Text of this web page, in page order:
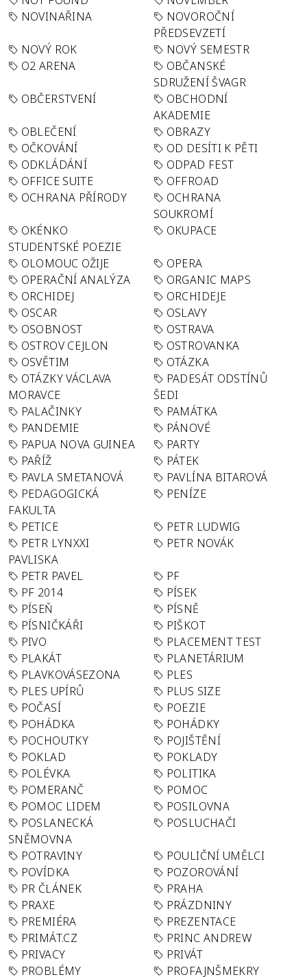
NOVINAŘINA
NOVOROČNÍ
PŘEDSEVZETÍ
NOVÝ ROK
NOVÝ SEMESTR
O2 ARENA
OBČANSKÉ
SDRUŽENÍ ŠVAGR
OBČERSTVENÍ
OBCHODNÍ
AKADEMIE
OBLEČENÍ
OBRAZY
OČKOVÁNÍ
OD DESÍTI K PĚTI
ODKLÁDÁNÍ
ODPAD FEST
OFFICE SUITE
OFFROAD
OCHRANA PŘÍRODY
OCHRANA
SOUKROMÍ
OKÉNKO
STUDENTSKÉ POEZIE
OKUPACE
OLOMOUC OŽIJE
OPERA
OPERAČNÍ ANALÝZA
ORGANIC MAPS
ORCHIDEJ
ORCHIDEJE
OSCAR
OSLAVY
OSOBNOST
OSTRAVA
OSTROV CEJLON
OSTROVANKA
OSVĚTIM
OTÁZKA
OTÁZKY VÁCLAVA
MORAVCE
PADESÁT ODSTÍNŮ
ŠEDI
PALAČINKY
PAMÁTKA
PANDEMIE
PÁNOVÉ
PAPUA NOVA GUINEA
PARTY
PAŘÍŽ
PÁTEK
PAVLA SMETANOVÁ
PAVLÍNA BITAROVÁ
PEDAGOGICKÁ
FAKULTA
PENÍZE
PETICE
PETR LUDWIG
PETR LYNXXI
PAVLISKA
PETR NOVÁK
PETR PAVEL
PF
PF 2014
PÍSEK
PÍSEŇ
PÍSNĚ
PÍSNIČKÁŘI
PIŠKOT
PIVO
PLACEMENT TEST
PLAKÁT
PLANETÁRIUM
PLAVKOVÁSEZONA
PLES
PLES UPÍRŮ
PLUS SIZE
POČASÍ
POEZIE
POHÁDKA
POHÁDKY
POCHOUTKY
POJIŠTĚNÍ
POKLAD
POKLADY
POLÉVKA
POLITIKA
POMERANČ
POMOC
POMOC LIDEM
POSILOVNA
POSLANECKÁ
SNĚMOVNA
POSLUCHAČI
POTRAVINY
POULIČNÍ UMĚLCI
POVÍDKA
POZOROVÁNÍ
PR ČLÁNEK
PRAHA
PRAXE
PRÁZDNINY
PREMIÉRA
PREZENTACE
PRIMÁT.CZ
PRINC ANDREW
PRIVACY
PRIVÁT
PROBLÉMY
PROFAJNŠMEKRY